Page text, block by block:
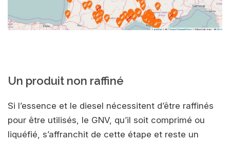
Un produit non raffiné
Si l’essence et le diesel nécessitent d’être raffinés
pour être utilisés, le GNV, qu’il soit comprimé ou
liquéfié, s’affranchit de cette étape et reste un